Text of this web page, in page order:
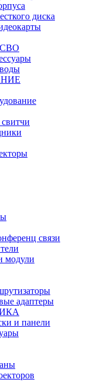
диска
СВО
связи
модули
адаптеры
и панели